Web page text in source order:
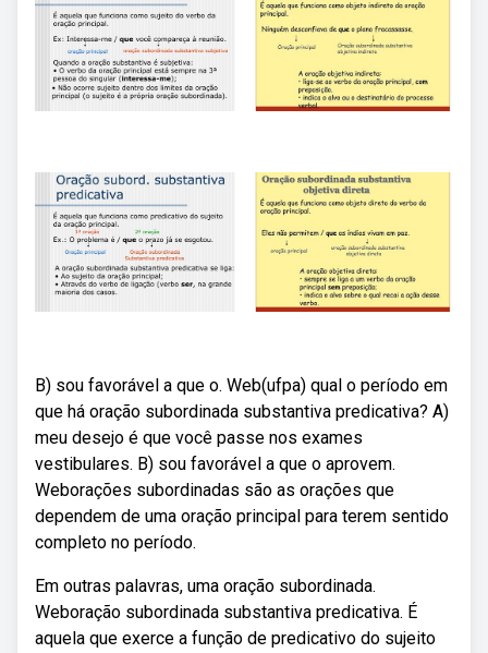
B) sou favorável a que o. Web(ufpa) qual o período em
que há oração subordinada substantiva predicativa? A)
meu desejo é que você passe nos exames
vestibulares. B) sou favorável a que o aprovem.
Weborações subordinadas são as orações que
dependem de uma oração principal para terem sentido
completo no período.
Em outras palavras, uma oração subordinada.
Weboração subordinada substantiva predicativa. É
aquela que exerce a função de predicativo do sujeito